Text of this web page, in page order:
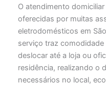
O atendimento
oferecidas por muitas
eletrodomésticos em
serviço traz
deslocar até a loja ou
residência, realizando o
necessários no local,